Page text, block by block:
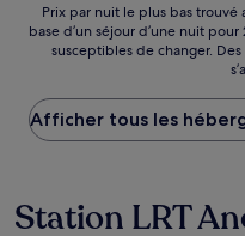
Prix
par
nuit
plus
bas
trouvé
des
24 dernières
Prix par nuit le plus bas trouvé
base d’un séjour d’une nuit
susceptibles de changer.
Afficher tous les
Station LRT